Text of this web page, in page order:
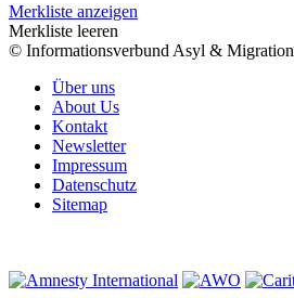
Merkliste anzeigen
Merkliste leeren
© Informationsverbund Asyl & Migration
Über uns
About Us
Kontakt
Newsletter
Impressum
Datenschutz
Sitemap